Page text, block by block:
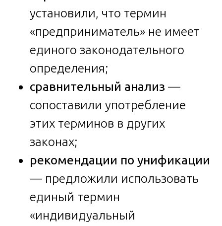
установили, что термин
«предприниматель» не имеет
единого законодательного
определения;
сравнительный анализ —
сопоставили употребление
этих терминов в других
законах;
рекомендации по унификации
— предложили использовать
единый термин
«индивидуальный